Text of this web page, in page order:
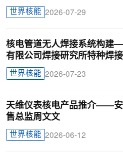
世界核能 2026-07-29
核电管道无人焊接系统构建
有限公司焊接研究所特种焊
世界核能 2026-07-23
天维仪表核电产品推介——
售总监周文文
世界核能 2026-06-12